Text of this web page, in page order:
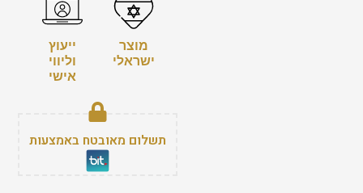
וליווי
תשלום מאובטח באמצעות